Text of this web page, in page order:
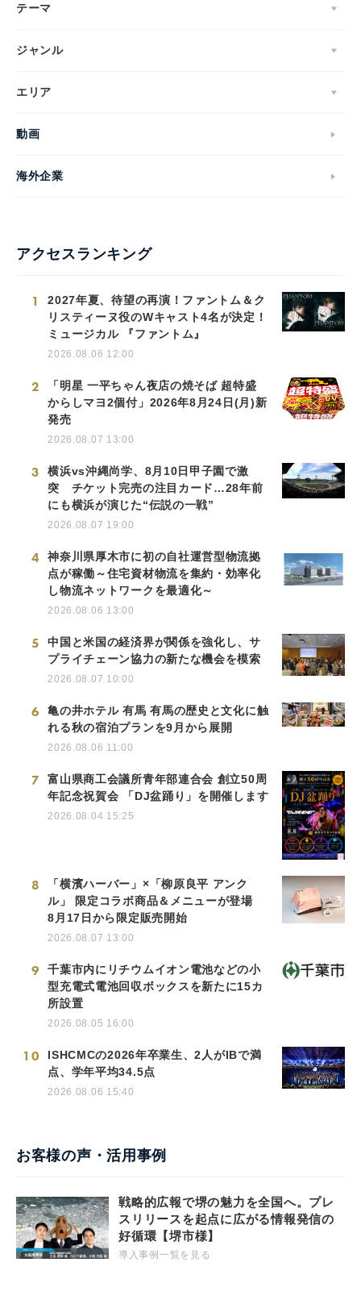
テーマ
ジャンル
エリア
動画
海外企業
アクセスランキング
1
2027年夏、待望の再演！ファントム＆ク
リスティーヌ役のWキャスト4名が決定！
ミュージカル 『ファントム』
2026.08.06 12:00
2
「明星 一平ちゃん夜店の焼そば 超特盛
からしマヨ2個付」2026年8月24日(月)新
発売
2026.08.07 13:00
3
横浜vs沖縄尚学、8月10日甲子園で激
突 チケット完売の注目カード…28年前
にも横浜が演じた“伝説の一戦”
2026.08.07 19:00
4
神奈川県厚木市に初の自社運営型物流拠
点が稼働～住宅資材物流を集約・効率化
し物流ネットワークを最適化～
2026.08.06 13:00
5
中国と米国の経済界が関係を強化し、サ
プライチェーン協力の新たな機会を模索
2026.08.07 10:00
6
亀の井ホテル 有馬 有馬の歴史と文化に触
れる秋の宿泊プランを9月から展開
2026.08.06 11:00
7
富山県商工会議所青年部連合会 創立50周
年記念祝賀会 「DJ盆踊り」を開催します
2026.08.04 15:25
8
「横濱ハーバー」×「柳原良平 アンク
ル」 限定コラボ商品＆メニューが登場
8月17日から限定販売開始
2026.08.07 13:00
9
千葉市内にリチウムイオン電池などの小
型充電式電池回収ボックスを新たに15カ
所設置
2026.08.05 16:00
10
ISHCMCの2026年卒業生、2人がIBで満
点、学年平均34.5点
2026.08.06 15:40
お客様の声・活用事例
戦略的広報で堺の魅力を全国へ。プレ
スリリースを起点に広がる情報発信の
好循環【堺市様】
導入事例一覧を見る